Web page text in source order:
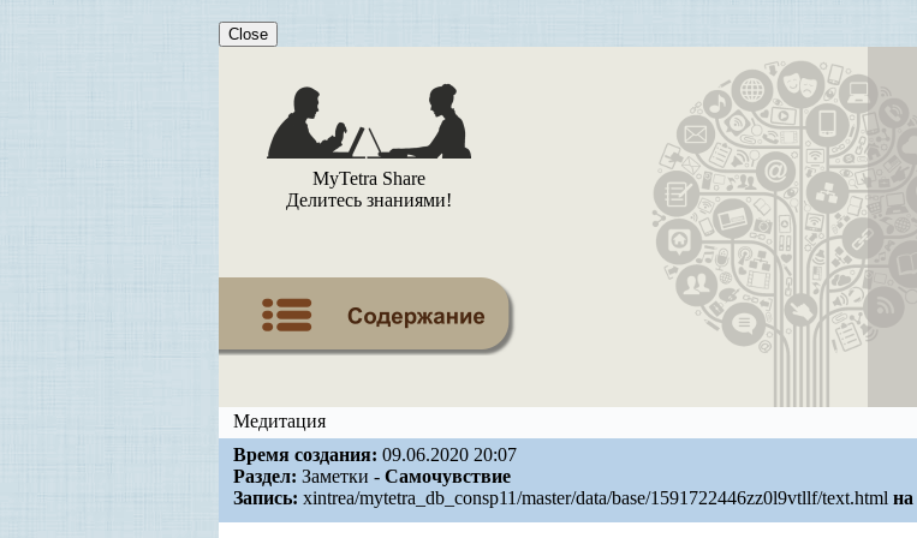
Close
MyTetra Share
Делитесь знаниями!
Медитация
Время создания: 09.06.2020 20:07
Раздел: Заметки - Самочувствие
Запись: xintrea/mytetra_db_consp11/master/data/base/1591722446zz0l9vtllf/text.html на